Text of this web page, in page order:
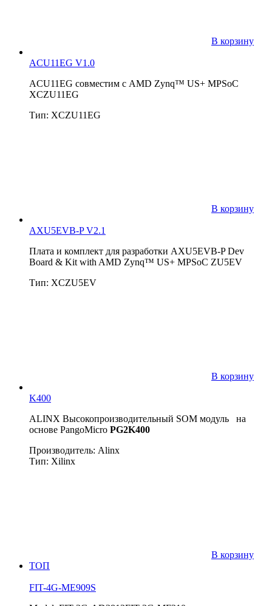
В корзину
ACU11EG V1.0
ACU11EG совместим с AMD Zynq™ US+ MPSoC
XCZU11EG
Тип: XCZU11EG
В корзину
AXU5EVB-P V2.1
Плата и комплект для разработки AXU5EVB-P Dev
Board & Kit with AMD Zynq™ US+ MPSoC ZU5EV
Тип: XCZU5EV
В корзину
K400
ALINX Высокопроизводительный SOМ модуль на
основе PangoMicro PG2K400
Производитель: Alinx
Тип: Xilinx
В корзину
ТОП
FIT-4G-ME909S